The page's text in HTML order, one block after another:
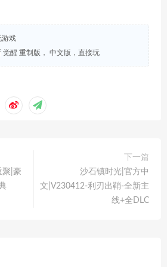
游戏
觉醒 重制版， 中文版，直接玩
聚|豪
下一篇
沙石镇时光|官方中
文|V230412-利刃出鞘-全新主
线+全DLC